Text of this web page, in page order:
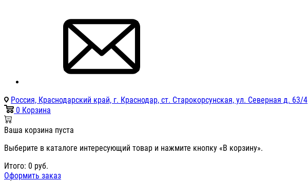
Россия, Краснодарский край, г. Краснодар, ст. Старокорсунская, ул. Северная д. 63/4
0 Корзина
Ваша корзина пуста
Выберите в каталоге интересующий товар и нажмите кнопку «В корзину».
Итого: 0 руб.
Оформить заказ